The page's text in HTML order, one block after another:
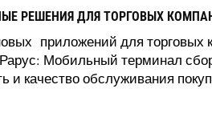
РЕШЕНИЯ ДЛЯ ТОРГОВЫХ
приложений для торговых
Мобильный терминал
качество обслуживания